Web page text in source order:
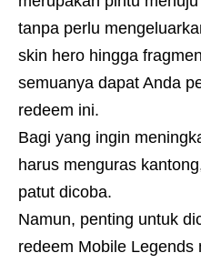
tanpa perlu
skin hero hingga
semuanya dapat Anda
redeem ini.
Bagi yang ingin
harus menguras
patut dicoba.
Namun, penting untuk
redeem Mobile Legends